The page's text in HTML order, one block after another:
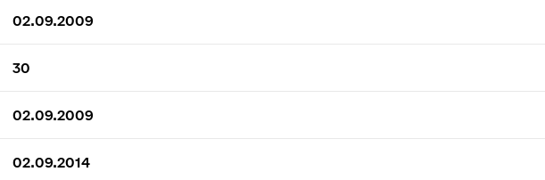
02.09.2009
30
02.09.2009
02.09.2014